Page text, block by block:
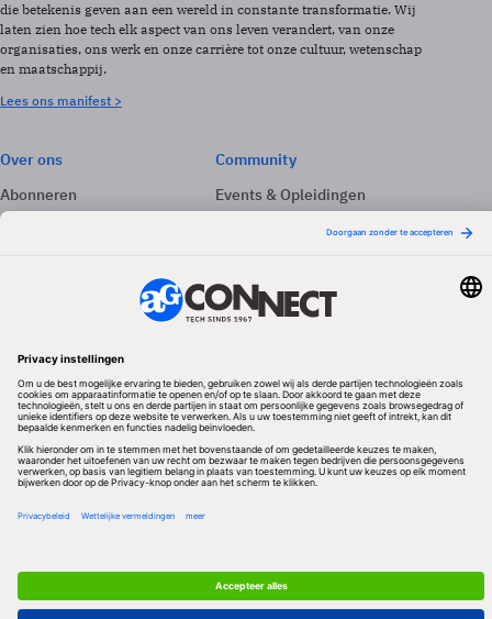
die betekenis geven aan een wereld in constante transformatie. Wij
laten zien hoe tech elk aspect van ons leven verandert, van onze
organisaties, ons werk en onze carrière tot onze cultuur, wetenschap
en maatschappij.
Lees ons manifest >
Over ons
Abonneren
Adverteren
Community
Events & Opleidingen
Volg ons
Redactionele partner
Algemene Voorwaarden & Copyrights